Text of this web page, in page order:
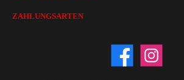
ZAHLUNGSARTEN